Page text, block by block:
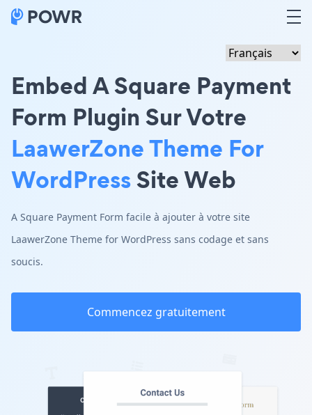
Embed A Square Payment
Form Plugin Sur Votre
LaawerZone Theme For
WordPressSite Web
A Square Payment Form facile à ajouter à votre site
LaawerZone Theme for WordPress sans codage et sans
soucis.
Commencez gratuitement